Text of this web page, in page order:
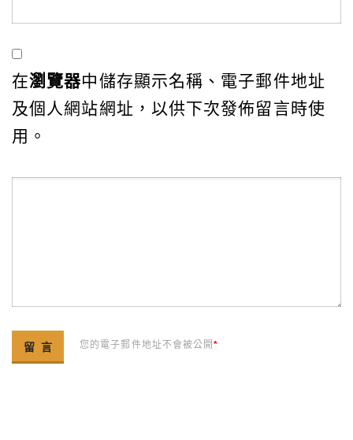
在瀏覽器中儲存顯示名稱、電子郵件地址
及個人網站網址，以供下次發佈留言時使
用。
您的電子郵件地址不會被公開*